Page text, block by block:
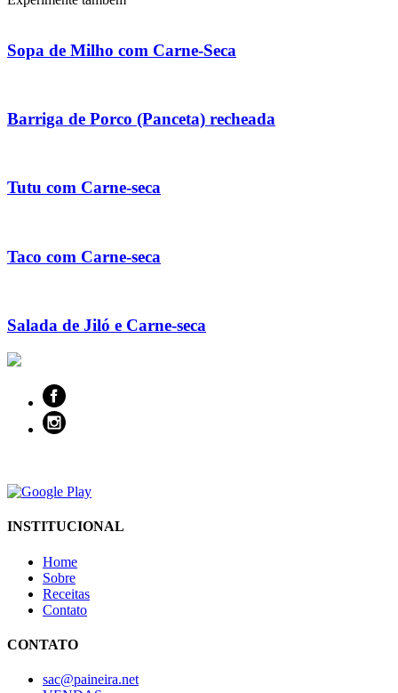
Sopa de Milho com Carne-Seca
Barriga de Porco (Panceta) recheada
Tutu com Carne-seca
Taco com Carne-seca
Salada de Jiló e Carne-seca
INSTITUCIONAL
Home
Sobre
Receitas
Contato
CONTATO
sac@paineira.net